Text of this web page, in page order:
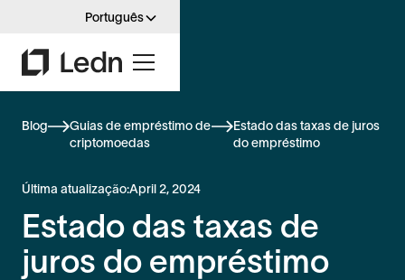
Português
Blog
Guias de empréstimo de
criptomoedas
Estado das taxas de juros
do empréstimo
Última atualização:April 2, 2024
Estado das taxas de
juros do empréstimo